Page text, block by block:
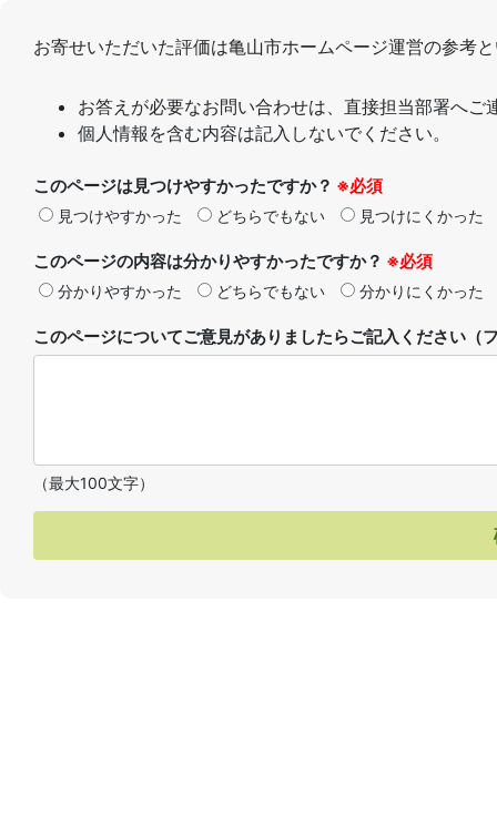
お寄せいただいた評価は亀山市ホームページ運営の参考
お答えが必要なお問い合わせは、直接担当部署へご
個人情報を含む内容は記入しないでください。
このページは見つけやすかったですか？ ※必須
見つけやすかった どちらでもない 見つけにくかった
このページの内容は分かりやすかったですか？ ※必須
分かりやすかった どちらでもない 分かりにくかった
このページについてご意見がありましたらご記入ください
（最大100文字）